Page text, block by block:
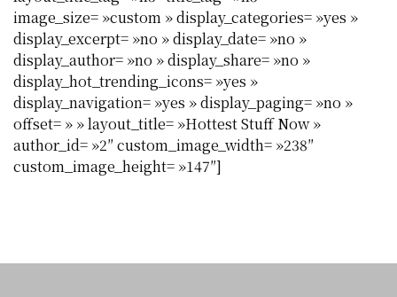
image_size= »custom » display_categories= »yes »
display_excerpt= »no » display_date= »no »
display_author= »no » display_share= »no »
display_hot_trending_icons= »yes »
display_navigation= »yes » display_paging= »no »
offset= » » layout_title= »Hottest Stuff Now »
author_id= »2″ custom_image_width= »238″
custom_image_height= »147″]